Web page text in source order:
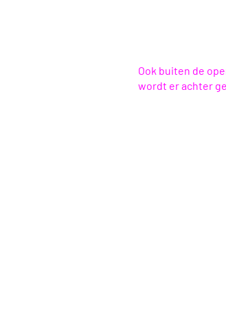
Ook buiten de
wordt er achter